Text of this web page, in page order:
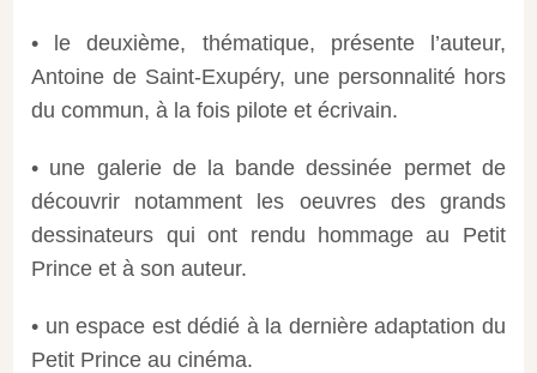
• le deuxième, thématique, présente l’auteur,
Antoine de Saint-Exupéry, une personnalité hors
du commun, à la fois pilote et écrivain.
• une galerie de la bande dessinée permet de
découvrir notamment les oeuvres des grands
dessinateurs qui ont rendu hommage au Petit
Prince et à son auteur.
• un espace est dédié à la dernière adaptation du
Petit Prince au cinéma.